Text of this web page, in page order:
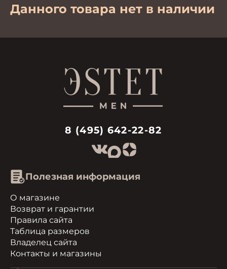
Данного товара нет в наличии
8 (495) 642-22-82
Полезная информация
О магазине
Возврат и гарантии
Правила сайта
Таблица размеров
Владелец сайта
Контакты и магазины